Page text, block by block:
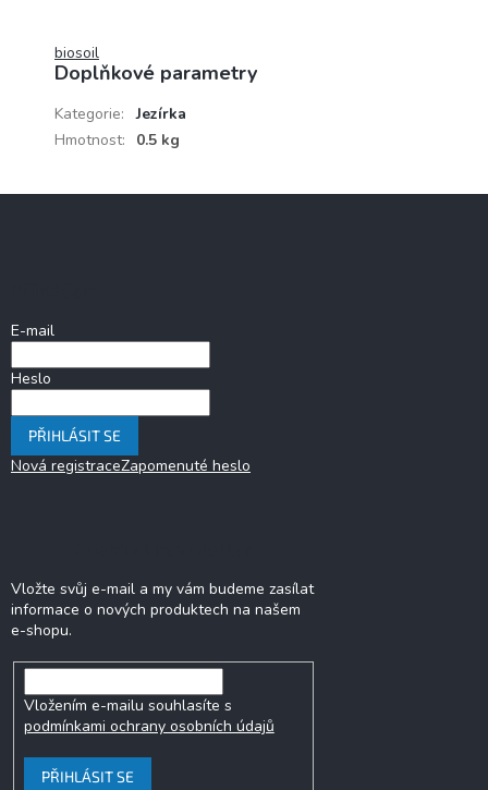
biosoil
Doplňkové parametry
Kategorie:
Jezírka
Hmotnost: 0.5 kg
E-mail
Heslo
PŘIHLÁSIT SE
Nová registraceZapomenuté heslo
Vložte svůj e-mail a my vám budeme zasílat
informace o nových produktech na našem
e-shopu.
Vložením e-mailu souhlasíte s
podmínkami ochrany osobních údajů
PŘIHLÁSIT SE